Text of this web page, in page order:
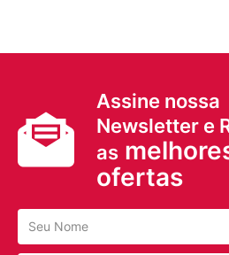
Assine nossa
Newsletter e
as
ofertas